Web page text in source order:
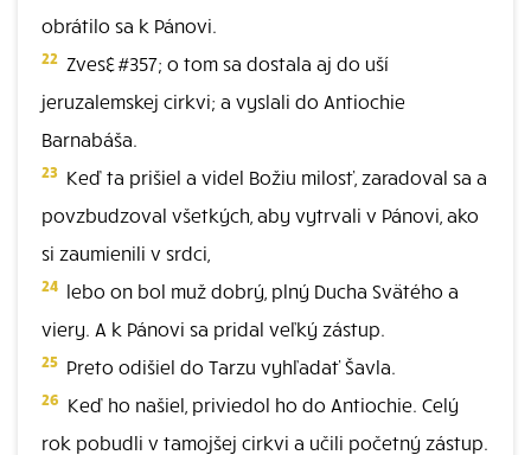
obrátilo sa k Pánovi.
22 Zves&#357; o tom sa dostala aj do uší
jeruzalemskej cirkvi; a vyslali do Antiochie
Barnabáša.
23 Keď ta prišiel a videl Božiu milosť, zaradoval sa a
povzbudzoval všetkých, aby vytrvali v Pánovi, ako
si zaumienili v srdci,
24 lebo on bol muž dobrý, plný Ducha Svätého a
viery. A k Pánovi sa pridal veľký zástup.
25 Preto odišiel do Tarzu vyhľadať Šavla.
26 Keď ho našiel, priviedol ho do Antiochie. Celý
rok pobudli v tamojšej cirkvi a učili početný zástup.